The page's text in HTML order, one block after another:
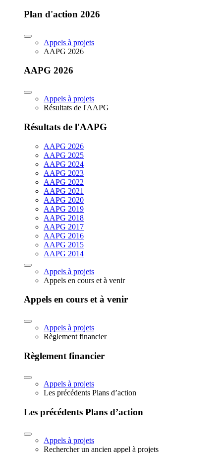
Plan d'action 2026
Appels à projets
AAPG 2026
AAPG 2026
Appels à projets
Résultats de l'AAPG
Résultats de l'AAPG
AAPG 2026
AAPG 2025
AAPG 2024
AAPG 2023
AAPG 2022
AAPG 2021
AAPG 2020
AAPG 2019
AAPG 2018
AAPG 2017
AAPG 2016
AAPG 2015
AAPG 2014
Appels à projets
Appels en cours et à venir
Appels en cours et à venir
Appels à projets
Règlement financier
Règlement financier
Appels à projets
Les précédents Plans d’action
Les précédents Plans d’action
Appels à projets
Rechercher un ancien appel à projets